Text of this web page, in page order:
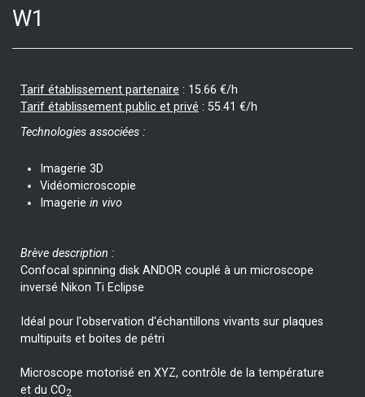
W1
Tarif établissement partenaire : 15.66 €/h
Tarif établissement public et privé : 55.41 €/h
Technologies associées :
Imagerie 3D
Vidéomicroscopie
Imagerie in vivo
Brève description :
Confocal spinning disk ANDOR couplé à un microscope
inversé Nikon Ti Eclipse
Idéal pour l'observation d'échantillons vivants sur plaques
multipuits et boites de pétri
Microscope motorisé en XYZ, contrôle de la température
et du CO2